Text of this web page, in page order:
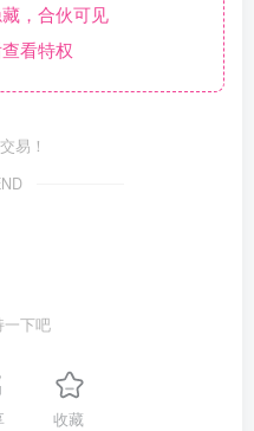
，合伙可见
看特权
易！
一下吧
收藏